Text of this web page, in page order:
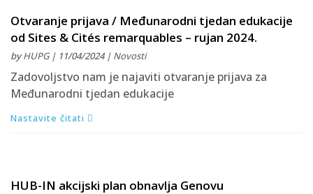
Otvaranje prijava / Međunarodni tjedan edukacije
od Sites & Cités remarquables – rujan 2024.
byHUPG| 11/04/2024 | Novosti
Zadovoljstvo nam je najaviti otvaranje prijava za
Međunarodni tjedan edukacije
Nastavite čitati
HUB-IN akcijski plan obnavlja Genovu